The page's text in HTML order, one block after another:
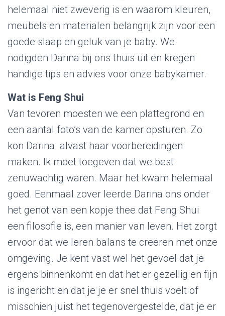
helemaal niet zweverig is en waarom kleuren,
meubels en materialen belangrijk zijn voor een
goede slaap en geluk van je baby. We
nodigden Darina bij ons thuis uit en kregen
handige tips en advies voor onze babykamer.
Wat is Feng Shui
Van tevoren moesten we een plattegrond en
een aantal foto’s van de kamer opsturen. Zo
kon Darina alvast haar voorbereidingen
maken. Ik moet toegeven dat we best
zenuwachtig waren. Maar het kwam helemaal
goed. Eenmaal zover leerde Darina ons onder
het genot van een kopje thee dat Feng Shui
een filosofie is, een manier van leven. Het zorgt
ervoor dat we leren balans te creëren met onze
omgeving. Je kent vast wel het gevoel dat je
ergens binnenkomt en dat het er gezellig en fijn
is ingericht en dat je je er snel thuis voelt of
misschien juist het tegenovergestelde, dat je er